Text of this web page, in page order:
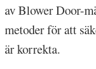
av Blower Door-
metoder för att
är korrekta.